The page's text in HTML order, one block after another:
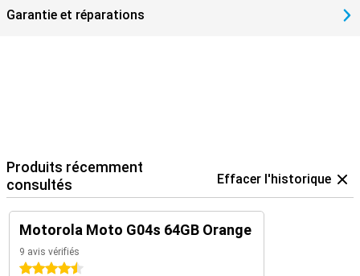
Garantie et réparations
Produits récemment
consultés
Effacer l'historique
Motorola Moto G04s 64GB Orange
9 avis vérifiés
4.5 étoiles